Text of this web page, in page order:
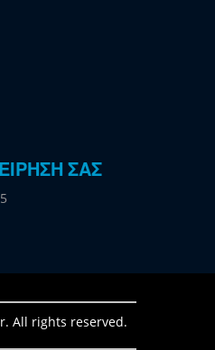
ΣΑΣ
All rights reserved.